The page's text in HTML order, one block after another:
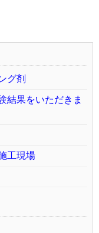
グ剤
結果をいただきま
工現場